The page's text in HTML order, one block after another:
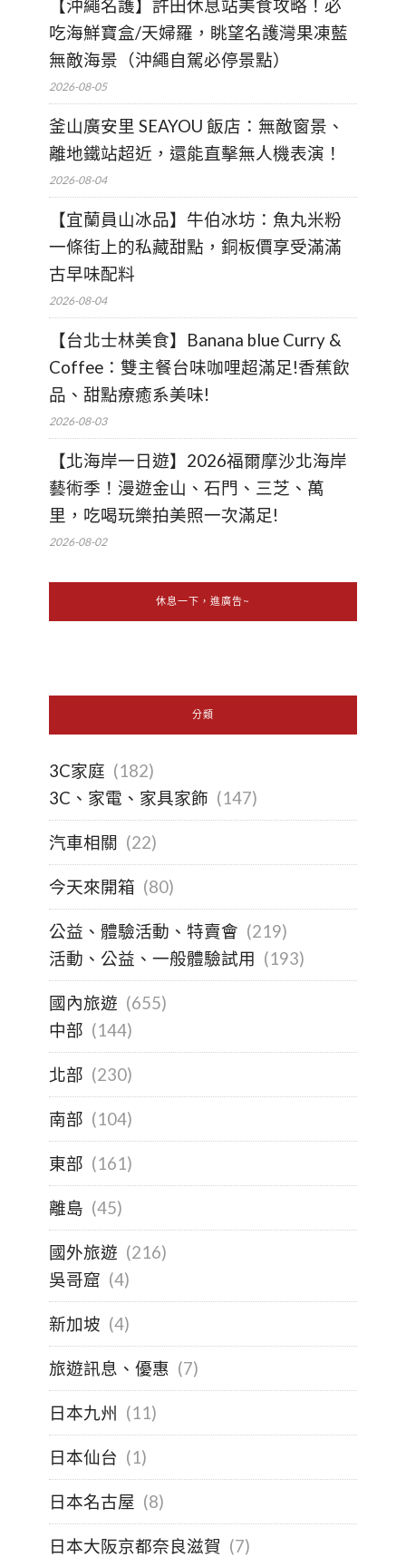
【沖繩名護】許田休息站美食攻略！必
吃海鮮寶盒/天婦羅，眺望名護灣果凍藍
無敵海景（沖繩自駕必停景點）
2026-08-05
釜山廣安里 SEAYOU 飯店：無敵窗景、
離地鐵站超近，還能直擊無人機表演！
2026-08-04
【宜蘭員山冰品】牛伯冰坊：魚丸米粉
一條街上的私藏甜點，銅板價享受滿滿
古早味配料
2026-08-04
【台北士林美食】Banana blue Curry &
Coffee：雙主餐台味咖哩超滿足!香蕉飲
品、甜點療癒系美味!
2026-08-03
【北海岸一日遊】2026福爾摩沙北海岸
藝術季！漫遊金山、石門、三芝、萬
里，吃喝玩樂拍美照一次滿足!
2026-08-02
休息一下，進廣告~
分類
3C家庭 (182)
3C、家電、家具家飾 (147)
汽車相關 (22)
今天來開箱 (80)
公益、體驗活動、特賣會 (219)
活動、公益、一般體驗試用 (193)
國內旅遊 (655)
中部 (144)
北部 (230)
南部 (104)
東部 (161)
離島 (45)
國外旅遊 (216)
吳哥窟 (4)
新加坡 (4)
旅遊訊息、優惠 (7)
日本九州 (11)
日本仙台 (1)
日本名古屋 (8)
日本大阪京都奈良滋賀 (7)